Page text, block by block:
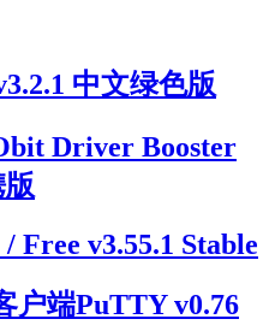
中文绿色版
Driver Booster
版
Free v3.55.1 Stable
户端PuTTY v0.76